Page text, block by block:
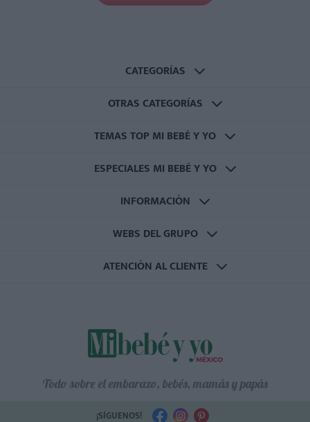
CATEGORÍAS
OTRAS CATEGORÍAS
TEMAS TOP MI BEBÉ Y YO
ESPECIALES MI BEBÉ Y YO
INFORMACIÓN
WEBS DEL GRUPO
ATENCIÓN AL CLIENTE
Todo sobre el embarazo, bebés, mamás y papás
¡SÍGUENOS!